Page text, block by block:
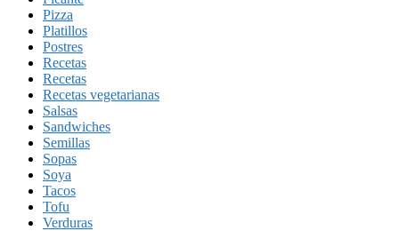
Pizza
Platillos
Postres
Recetas
Recetas
Recetas vegetarianas
Salsas
Sandwiches
Semillas
Sopas
Soya
Tacos
Tofu
Verduras